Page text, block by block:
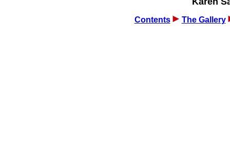
Contents The Gallery